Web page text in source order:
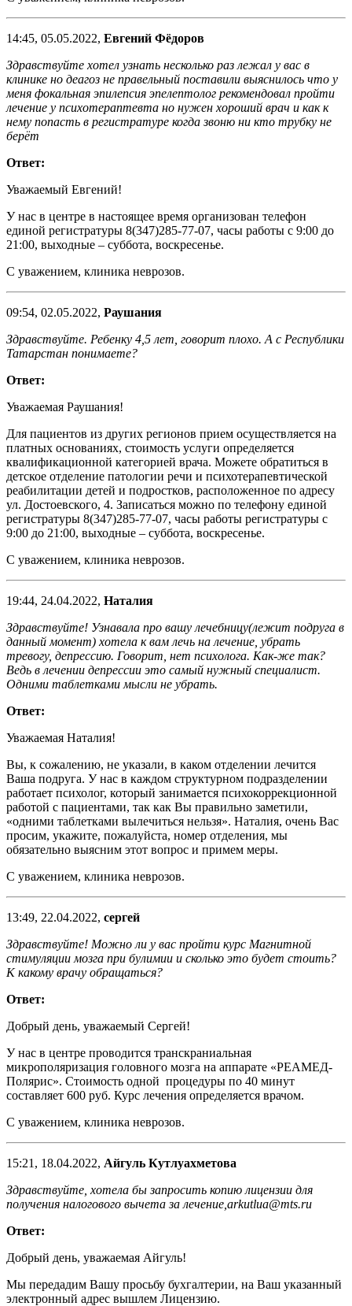
14:45, 05.05.2022, Евгений Фёдоров
Здравствуйте хотел узнать несколько раз лежал у вас в
клинике но деагоз не правельный поставили выяснилось что у
меня фокальная эпилепсия эпелептолог рекомендовал пройти
лечение у психотераптевта но нужен хороший врач и как к
нему попасть в регистратуре когда звоню ни кто трубку не
берёт
Ответ:
Уважаемый Евгений!
У нас в центре в настоящее время организован телефон
единой регистратуры 8(347)285-77-07, часы работы с 9:00 до
21:00, выходные – суббота, воскресенье.
С уважением, клиника неврозов.
09:54, 02.05.2022, Раушания
Здравствуйте. Ребенку 4,5 лет, говорит плохо. А с Республики
Татарстан понимаете?
Ответ:
Уважаемая Раушания!
Для пациентов из других регионов прием осуществляется на
платных основаниях, стоимость услуги определяется
квалификационной категорией врача. Можете обратиться в
детское отделение патологии речи и психотерапевтической
реабилитации детей и подростков, расположенное по адресу
ул. Достоевского, 4. Записаться можно по телефону единой
регистратуры 8(347)285-77-07, часы работы регистратуры с
9:00 до 21:00, выходные – суббота, воскресенье.
С уважением, клиника неврозов.
19:44, 24.04.2022, Наталия
Здравствуйте! Узнавала про вашу лечебницу(лежит подруга в
данный момент) хотела к вам лечь на лечение, убрать
тревогу, депрессию. Говорит, нет психолога. Как-же так?
Ведь в лечении депрессии это самый нужный специалист.
Одними таблетками мысли не убрать.
Ответ:
Уважаемая Наталия!
Вы, к сожалению, не указали, в каком отделении лечится
Ваша подруга. У нас в каждом структурном подразделении
работает психолог, который занимается психокоррекционной
работой с пациентами, так как Вы правильно заметили,
«одними таблетками вылечиться нельзя». Наталия, очень Вас
просим, укажите, пожалуйста, номер отделения, мы
обязательно выясним этот вопрос и примем меры.
С уважением, клиника неврозов.
13:49, 22.04.2022, сергей
Здравствуйте! Можно ли у вас пройти курс Магнитной
стимуляции мозга при булимии и сколько это будет стоить?
К какому врачу обращаться?
Ответ:
Добрый день, уважаемый Сергей!
У нас в центре проводится транскраниальная
микрополяризация головного мозга на аппарате «РЕАМЕД-
Полярис». Стоимость одной процедуры по 40 минут
составляет 600 руб. Курс лечения определяется врачом.
С уважением, клиника неврозов.
15:21, 18.04.2022, Айгуль Кутлуахметова
Здравствуйте, хотела бы запросить копию лицензии для
получения налогового вычета за лечение,arkutlua@mts.ru
Ответ:
Добрый день, уважаемая Айгуль!
Мы передадим Вашу просьбу бухгалтерии, на Ваш указанный
электронный адрес вышлем Лицензию.